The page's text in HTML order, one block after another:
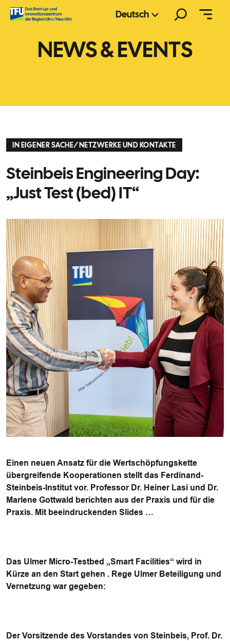
Zum
Inhalt
Deutsch
NEWS & EVENTS
IN EIGENER SACHE/NETZWERKE UND KONTAKTE
Steinbeis Engineering Day:
„Just Test (bed) IT“
Einen neuen Ansatz für die Wertschöpfungskette
übergreifende Kooperationen stellt das Ferdinand-
Steinbeis-Institut vor. Professor Dr. Heiner Lasi und Dr.
Marlene Gottwald berichten aus der Praxis und für die
Praxis. Mit beeindruckenden Slides …
Das Ulmer Micro-Testbed „Smart Facilities“ wird in
Kürze an den Start gehen . Rege Ulmer Beteiligung und
Vernetzung war gegeben:
Der Vorsitzende des Vorstandes von Steinbeis, Prof. Dr.